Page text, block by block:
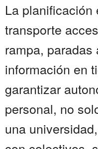
La planificación
transporte
rampa,
información en
garantizar
personal, no
una